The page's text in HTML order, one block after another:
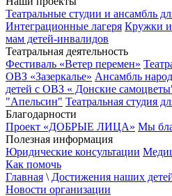
Театральные студии и ансамбль
Интеграционные лагеря Кружки и
мам детей-инвалидов
Театральная деятельность
Фестиваль «Ветер перемен»
ОВЗ «Зазеркалье» Ансамбль
детей с ОВЗ « Донские
"Апельсин" Театральная студия
Благодарности
Проект «ДОБРЫЕ ЛИЦА» Мы
Полезная информация
Юридические консультации
Как помочь
Главная \ Достижения наших
Новости организации